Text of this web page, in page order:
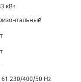
кВт
61 230/400/50 Hz